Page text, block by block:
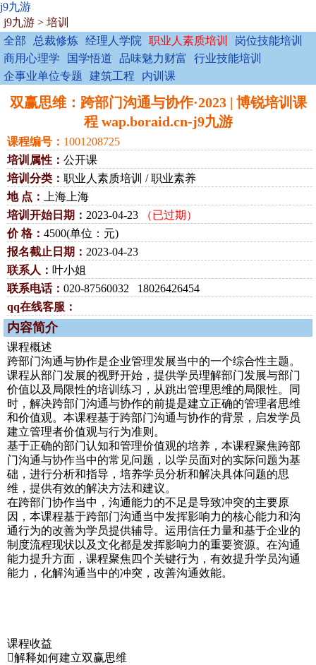
j9九游
j9九游 > 培训
全部
总裁修炼 经理人学院 职业人素质培训
岗位技能培训
商用心理学
国学悟道 品味魅力财富
行业技能培训
企事业单位专题
建筑工程 内训课
双赢思维：跨部门沟通与协作·2023 | 博锐培训课
程 wap.boraid.cn-j9九游
课程编号： 1001208725
培训属性： 公开课
培训分类： 职业人素质培训 / 职业素养
地 点：
上海上海
培训开始日期： 2023-04-23
（已过期）
价 格： 4500(单位：元)
报名截止日期： 2023-04-23
联系人： 叶小姐
联系电话： 020-87560032 18026426454
qq在线客服：
内容简介
课程概述
跨部门沟通与协作是企业管理发展当中的一个综合性主题。
课程从部门发展的视野开始，提供学员理解部门发展与部门
价值以及局限性的培训练习，从跳出管理思维的局限性。同
时，解决跨部门沟通与协作的前提是建立正确的管理者思维
和价值观。本课程基于跨部门沟通与协作的背景，启发学员
建立管理者价值观与行为准则。
基于正确的部门认知和管理价值观的培养，本课程聚焦跨部
门沟通与协作当中的常见问题，以学员面对的实际问题为基
础，进行分析和指导，培养学员分析和解决具体问题的思
维，提供有效的解决方法和建议。
在跨部门协作当中，沟通能力的不足是导致冲突的主要原
因，本课程基于跨部门沟通当中发挥影响力的核心能力和沟
通行为的改善为学员提供辅导。运用信任力量和基于企业的
制度流程现状以及文化都是发挥影响力的重要资源。在沟通
能力提升方面，课程聚焦四个关键行为，有效提升学员沟通
能力，化解沟通当中的冲突，改善沟通效能。
课程收益
解释如何建立双赢思维